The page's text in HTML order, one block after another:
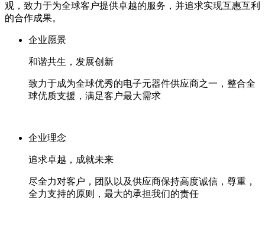
观，致力于为全球客户提供卓越的服务，并追求实现互惠互利
的合作成果。
企业愿景
和谐共生，发展创新
致力于成为全球优秀的电子元器件供应商之一，整合全
球优质支援，满足客户最大需求
企业理念
追求卓越，成就未来
尽全力对客户，团队以及供应商保持高度诚信，尊重，
全力支持的原则，最大的承担我们的责任